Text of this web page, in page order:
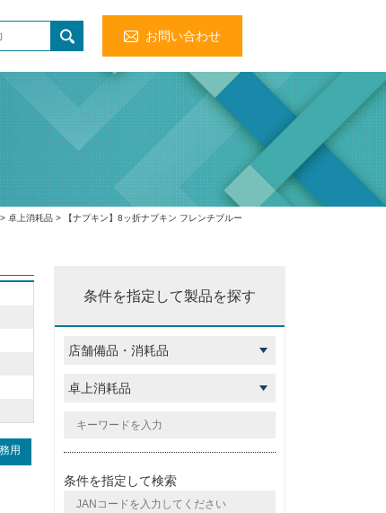
お問い合わせ
> 卓上消耗品 > 【ナプキン】8ッ折ナプキン フレンチブルー
用
条件を指定して製品を探す
条件を指定して検索